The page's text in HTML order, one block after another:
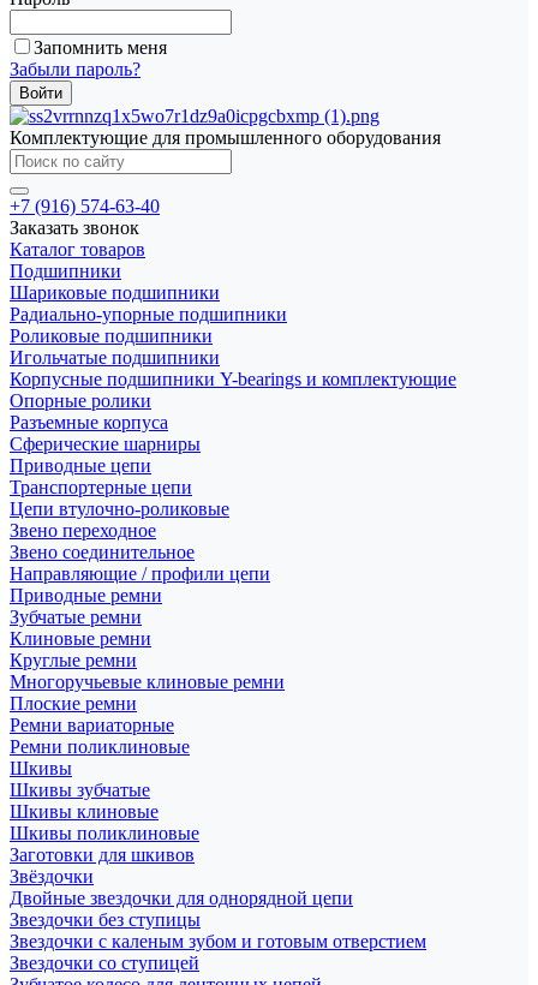
Запомнить меня
Забыли пароль?
Комплектующие для промышленного оборудования
+7 (916) 574-63-40
Заказать звонок
Каталог товаров
Подшипники
Шариковые подшипники
Радиально-упорные подшипники
Роликовые подшипники
Игольчатые подшипники
Корпусные подшипники Y-bearings и комплектующие
Опорные ролики
Разъемные корпуса
Сферические шарниры
Приводные цепи
Транспортерные цепи
Цепи втулочно-роликовые
Звено переходное
Звено соединительное
Направляющие / профили цепи
Приводные ремни
Зубчатые ремни
Клиновые ремни
Круглые ремни
Многоручьевые клиновые ремни
Плоские ремни
Ремни вариаторные
Ремни поликлиновые
Шкивы
Шкивы зубчатые
Шкивы клиновые
Шкивы поликлиновые
Заготовки для шкивов
Звёздочки
Двойные звездочки для однорядной цепи
Звездочки без ступицы
Звездочки с каленым зубом и готовым отверстием
Звездочки со ступицей